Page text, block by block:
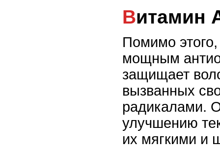
Витамин
Помимо
мощным
защищает
вызванных
радикалами.
улучшению
их мягкими и